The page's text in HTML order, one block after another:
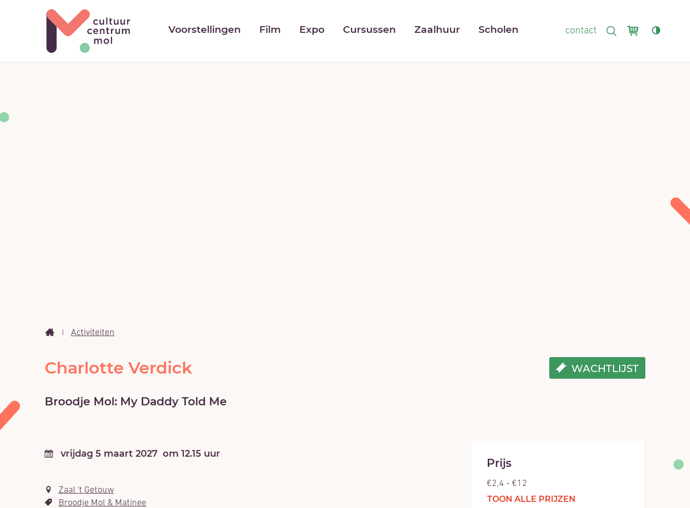
Cultuurcentrum
Mol
Voorstellingen Film Expo Cursussen Zaalhuur Scholen contact
Activiteiten
Charlotte Verdick
Broodje Mol: My Daddy Told Me
WACHTLIJST
vrijdag 5 maart 2027 om 12.15 uur
Zaal 't Getouw
Broodje Mol & Matinee
Prijs
€2,4 - €12
TOON ALLE PRIJZEN